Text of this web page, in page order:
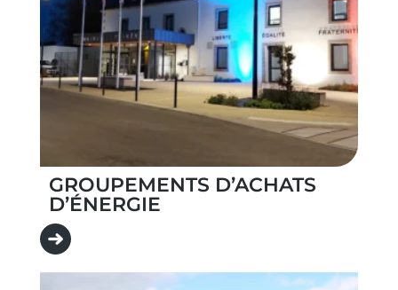
GROUPEMENTS D’ACHATS
D’ÉNERGIE